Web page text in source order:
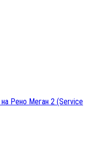
на Рено Меган 2 (Service